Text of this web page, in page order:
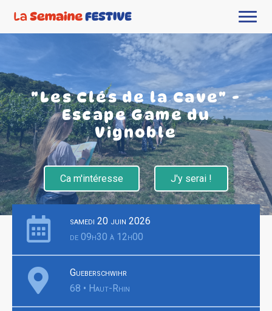
"Les Clés de la Cave" -
Escape Game du
Vignoble
Ca m'intéresse J'y serai !
samedi 20 juin 2026
de 09h30 à 12h00
Gueberschwihr
68 • Haut-Rhin